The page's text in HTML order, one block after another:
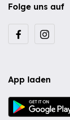
Folge uns auf
App laden